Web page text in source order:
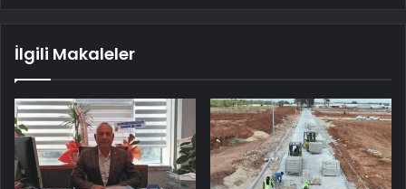
İlgili Makaleler